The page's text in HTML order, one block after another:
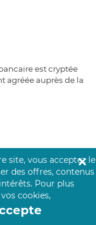
est cryptée
agréée auprès de la
site, vous acceptez le
des offres, contenus
Pour plus
cookies,
✕